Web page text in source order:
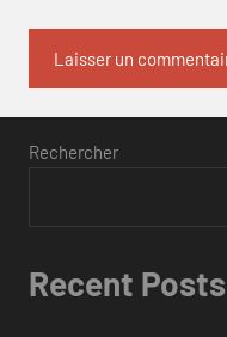
Rechercher
Recent Posts